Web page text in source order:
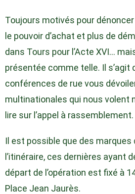
Toujours motivés pour
le pouvoir d’achat et plus de
dans Tours pour l’Acte XVI…
présentée comme telle. Il s’agit
conférences de rue vous
multinationales qui nous volent
lire sur l’appel à rassemblement.
Il est possible que des marques
l’itinéraire, ces dernières ayant
départ de l’opération est fixé à
Place Jean Jaurès.